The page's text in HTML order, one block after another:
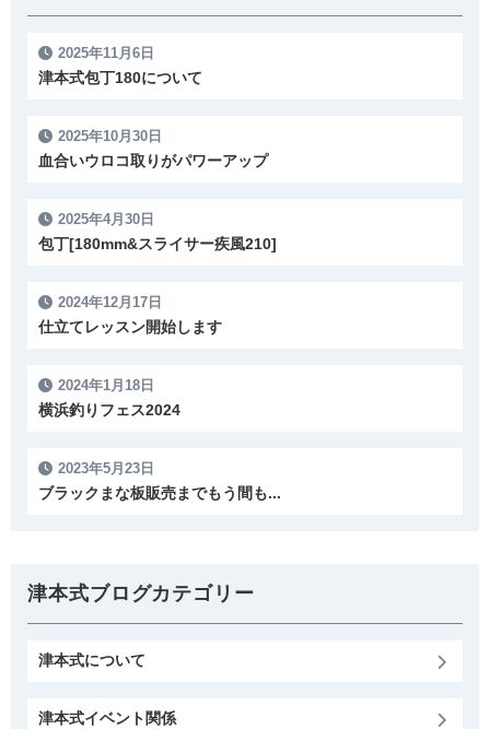
2025年11月6日
津本式包丁180について
2025年10月30日
血合いウロコ取りがパワーアップ
2025年4月30日
包丁[180mm&スライサー疾風210]
2024年12月17日
仕立てレッスン開始します
2024年1月18日
横浜釣りフェス2024
2023年5月23日
ブラックまな板販売までもう間も...
津本式ブログカテゴリー
津本式について
津本式イベント関係